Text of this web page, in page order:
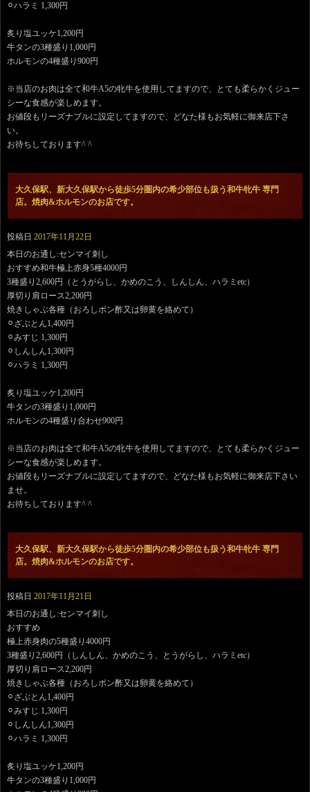
⚪︎ハラミ 1,300円
炙り塩ユッケ1,200円
牛タンの3種盛り1,000円
ホルモンの4種盛り900円
※当店のお肉は全て和牛A5の牝牛を使用してますので、とても柔らかくジュー
シーな食感が楽しめます。
お値段もリーズナブルに設定してますので、どなた様もお気軽に御来店下さ
い。
お待ちしております^ ^
大久保駅、新大久保駅から徒歩5分圏内の希少部位も扱う和牛牝牛 専門
店。焼肉&ホルモンのお店です。
投稿日 2017年11月22日
本日のお通し:センマイ刺し
おすすめ和牛極上赤身5種4000円
3種盛り2,600円（とうがらし、かめのこう、しんしん、ハラミetc）
厚切り肩ロース2,200円
焼きしゃぶ各種（おろしポン酢又は卵黄を絡めて）
⚪︎ざぶとん1,400円
⚪︎みすじ 1,300円
⚪︎しんしん1,300円
⚪︎ハラミ 1,300円
炙り塩ユッケ1,200円
牛タンの3種盛り1,000円
ホルモンの4種盛り合わせ900円
※当店のお肉は全て和牛A5の牝牛を使用してますので、とても柔らかくジュー
シーな食感が楽しめます。
お値段もリーズナブルに設定してますので、どなた様もお気軽に御来店下さい
ませ。
お待ちしております^ ^
大久保駅、新大久保駅から徒歩5分圏内の希少部位も扱う和牛牝牛 専門
店。焼肉&ホルモンのお店です。
投稿日 2017年11月21日
本日のお通し:センマイ刺し
おすすめ
極上赤身肉の5種盛り4000円
3種盛り2,600円（しんしん、かめのこう、とうがらし、ハラミetc）
厚切り肩ロース2,200円
焼きしゃぶ各種（おろしポン酢又は卵黄を絡めて）
⚪︎ざぶとん1,400円
⚪︎みすじ 1,300円
⚪︎しんしん1,300円
⚪︎ハラミ 1,300円
炙り塩ユッケ1,200円
牛タンの3種盛り1,000円